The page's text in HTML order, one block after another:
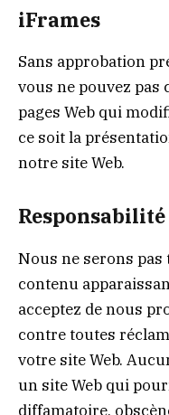
iFrames
Sans approbation
vous ne pouvez pas
pages Web qui
ce soit la
notre site Web.
Nous ne serons
contenu
acceptez de nous
contre toutes
votre site Web.
un site Web qui
diffamatoire,